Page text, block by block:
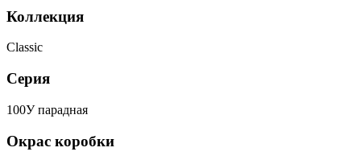
Коллекция
Classic
Серия
100У парадная
Окрас коробки